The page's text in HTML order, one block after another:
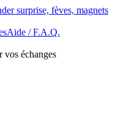
Aide / F.A.Q.
vos échanges